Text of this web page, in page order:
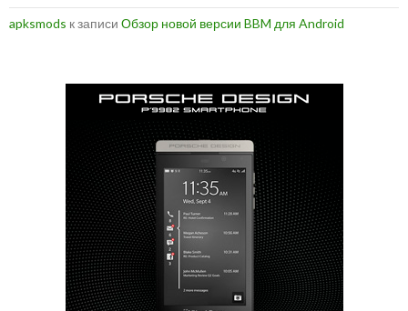
apksmods к записи Обзор новой версии BBM для Android